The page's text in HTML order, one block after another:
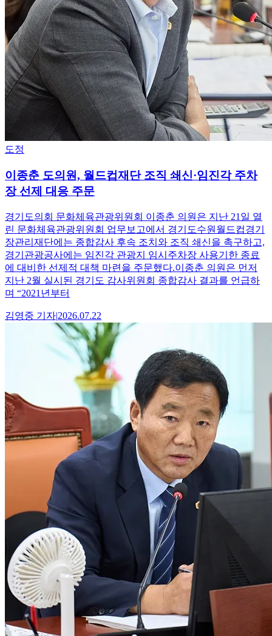
도정
이종춘 도의원, 월드컵재단 조직 쇄신·임진각 주차
장 선제 대응 주문
경기도의회 문화체육관광위원회 이종춘 의원은 지난 21일 열
린 문화체육관광위원회 업무보고에서 경기도수원월드컵경기
장관리재단에는 종합감사 후속 조치와 조직 쇄신을 촉구하고,
경기관광공사에는 임진각 관광지 임시주차장 사용기한 종료
에 대비한 선제적 대책 마련을 주문했다.이종춘 의원은 먼저
지난 2월 실시된 경기도 감사위원회 종합감사 결과를 언급하
며 “2021년부터
김영중 기자|2026.07.22